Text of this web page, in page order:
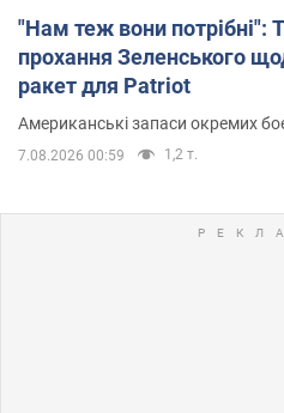
"Нам теж вони потрібні":
прохання Зеленського
ракет для Patriot
Американські запаси окремих
7.08.2026 00:59 1,2 т.